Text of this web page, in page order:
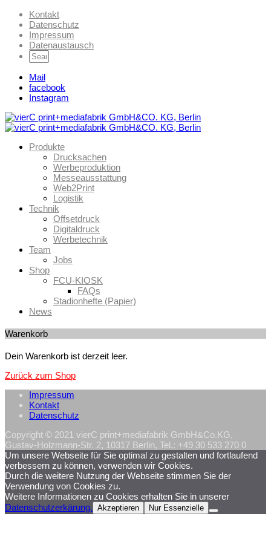
Kontakt
Datenschutz
Impressum
Datenaustausch
Mail
facebook
Instagram
Produkte
Drucksachen
Werbeproduktion
Messeausstattung
Web2Print
Logistik
Technik
Offsetdruck
Digitaldruck
Werbetechnik
Team
Jobs
Shop
FCU-KIOSK
FAQs
Stadionhefte (Papier)
News
Warenkorb
Dein Warenkorb ist derzeit leer.
Zurück zum Shop
Impressum
Kontakt
Datenschutz
Copyright © 2021 vierC print+mediafabrik GmbH&Co.KG,
Gustav-Holzmann-Str. 2, 10317 Berlin, Tel.: +49 30 533 270 0
Um unsere Webseite für Sie optimal zu gestalten und fortlaufend
verbessern zu können, verwenden wir Cookies.
Durch die weitere Nutzung der Webseite stimmen Sie der
Verwendung von Cookies zu.
Weitere Informationen zu Cookies erhalten Sie in unserer
Datenschutzerkärung. Akzeptieren Nur Essenzielle